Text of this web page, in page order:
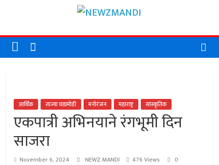
content
आर्थिक ताज्या घडामोडी मनोरंजन महाराष्ट्र सांस्कृतिक
एकपात्री अभिनयाने रंगभूमी दिन
साजरा
November 6, 2024 NEWZ MANDI 476 Views
0